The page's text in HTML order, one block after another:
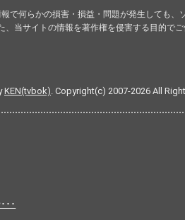
で何らかの損害・損益・問題が発生しても
当サイトの情報を著作権を侵害する目的で
KEN(tvbok). Copyright(c) 2007-2026 All
･･